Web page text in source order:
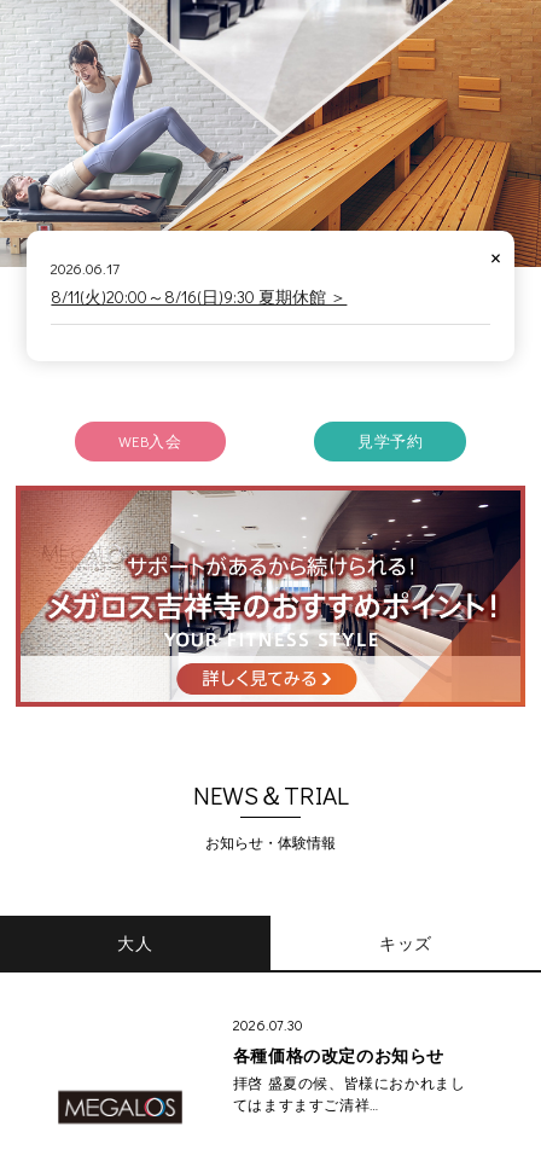
×
2026.06.17
8/11(火)20:00～8/16(日)9:30 夏期休館 ＞
WEB入会 見学予約
NEWS＆TRIAL
お知らせ・体験情報
大人
2026.07.30
各種価格の改定のお知らせ
拝啓 盛夏の候、皆様におかれまし
てはますますご清祥…
キッズ